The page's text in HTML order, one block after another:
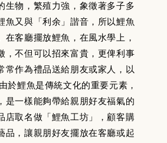
生物，繁殖力強，象徵著多子多
魚又與「利余」諧音，所以鯉魚
在客廳擺放鯉魚，在風水學上，
，不但可以招來富貴，更俾利事
常作為禮品送給朋友或家人，以
於鯉魚是傳統文化的重要元素，
是一樣能夠帶給親朋好友福氣的
店取名做「鯉魚工坊」，顧客購
品，讓親朋好友擺放在客廳或起